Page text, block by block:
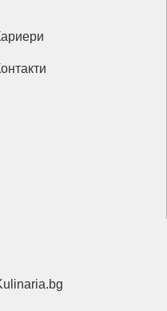
Кариери
Контакти
Kulinaria.bg